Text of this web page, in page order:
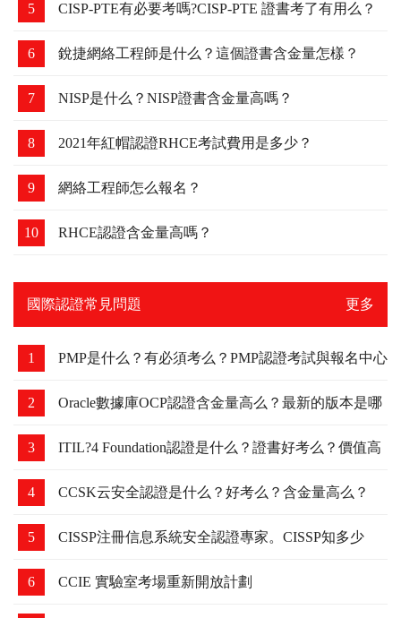
5 CISP-PTE有必要考嗎?CISP-PTE 證書考了有用么？
6 銳捷網絡工程師是什么？這個證書含金量怎樣？
7 NISP是什么？NISP證書含金量高嗎？
8 2021年紅帽認證RHCE考試費用是多少？
9 網絡工程師怎么報名？
10 RHCE認證含金量高嗎？
國際認證常見問題 更多
1 PMP是什么？有必須考么？PMP認證考試與報名中心
2 Oracle數據庫OCP認證含金量高么？最新的版本是哪
個？
3 ITIL?4 Foundation認證是什么？證書好考么？價值高
么？
4 CCSK云安全認證是什么？好考么？含金量高么？
5 CISSP注冊信息系統安全認證專家。CISSP知多少
6 CCIE 實驗室考場重新開放計劃